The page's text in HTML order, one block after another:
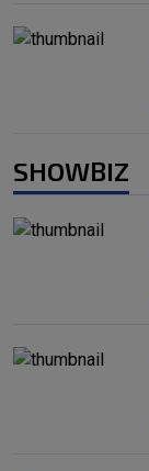
SHOWBIZ